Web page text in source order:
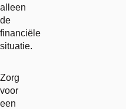
alleen
de
financiële
situatie.
Zorg
voor
een